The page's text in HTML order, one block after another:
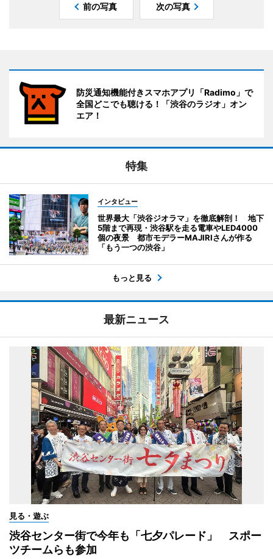
前の写真 次の写真
防災通知機能付きスマホアプリ「Radimo」で
全国どこでも聴ける！「渋谷のラジオ」オン
エア！
特集
インタビュー
世界最大「渋谷ジオラマ」を徹底解剖！ 地下
5階まで再現・渋谷駅を走る電車やLED4000
個の夜景 都市モデラーMAJIRIさんが作る
「もう一つの渋谷」
もっと見る
最新ニュース
見る・遊ぶ
渋谷センター街で今年も「七夕パレード」 スポー
ツチームらも参加